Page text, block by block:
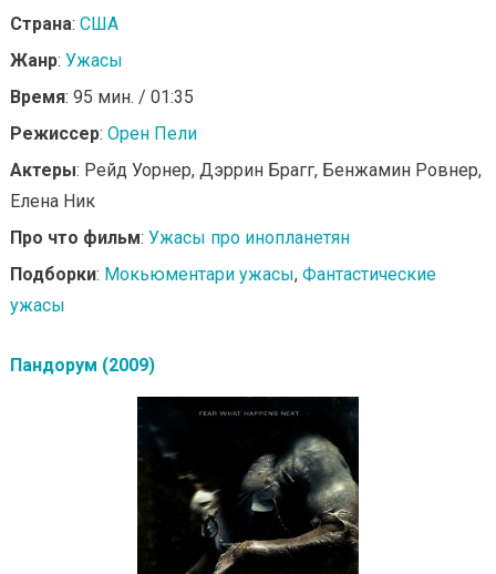
Страна: США
Жанр: Ужасы
Время: 95 мин. / 01:35
Режиссер: Орен Пели
Актеры: Рейд Уорнер, Дэррин Брагг, Бенжамин Ровнер,
Елена Ник
Про что фильм: Ужасы про инопланетян
Подборки: Мокьюментари ужасы, Фантастические
ужасы
Пандорум (2009)